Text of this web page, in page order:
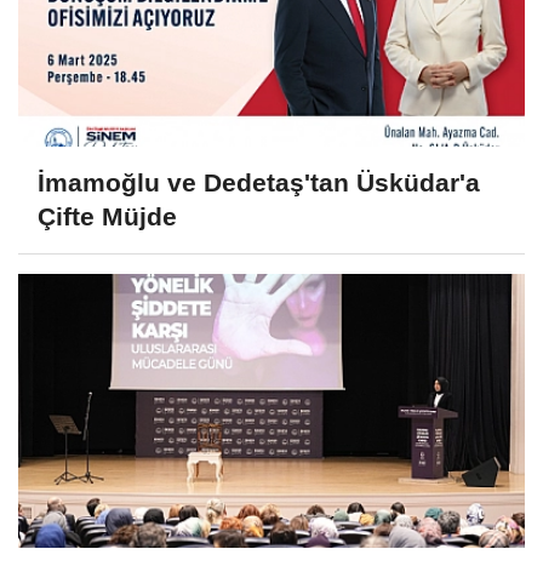
İmamoğlu ve Dedetaş'tan Üsküdar'a
Çifte Müjde